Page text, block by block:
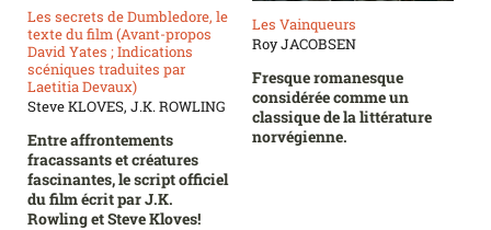
Les secrets de Dumbledore, le
texte du film (Avant-propos
David Yates ; Indications
scéniques traduites par
Laetitia Devaux)
Steve KLOVES, J.K. ROWLING
Entre affrontements
fracassants et créatures
fascinantes, le script officiel
du film écrit par J.K.
Rowling et Steve Kloves!
Les Vainqueurs
Roy JACOBSEN
Fresque romanesque
considérée comme un
classique de la littérature
norvégienne.